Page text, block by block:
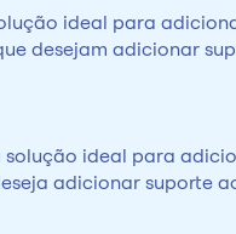
ideal para
desejam adicionar
solução ideal para
adicionar suporte